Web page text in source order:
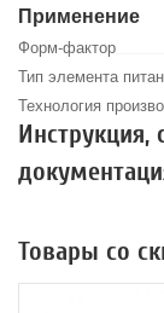
Применение
Форм-фактор
Тип элемента
Технология
Инструкция,
Товары со